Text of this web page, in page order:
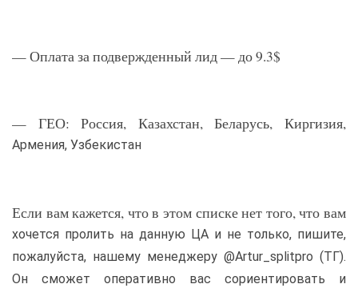
— Оплата за подвержденный лид — до 9.3$
— ГЕО: Россия, Казахстан, Беларусь, Киргизия,
Армения, Узбекистан
Если вам кажется, что в этом списке нет того, что вам
хочется пролить на данную ЦА и не только, пишите,
пожалуйста, нашему менеджеру @Artur_splitpro (ТГ).
Он сможет оперативно вас сориентировать и